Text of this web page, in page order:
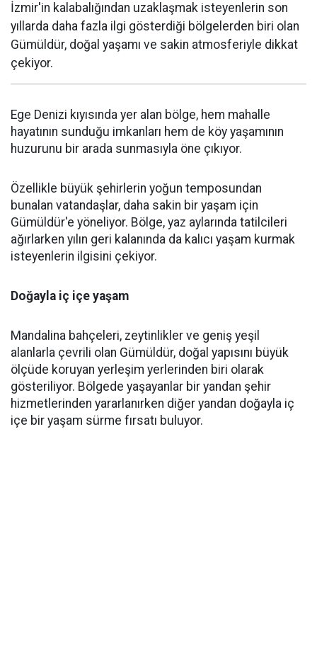
İzmir'in kalabalığından uzaklaşmak isteyenlerin son
yıllarda daha fazla ilgi gösterdiği bölgelerden biri olan
Gümüldür, doğal yaşamı ve sakin atmosferiyle dikkat
çekiyor.
Ege Denizi kıyısında yer alan bölge, hem mahalle
hayatının sunduğu imkanları hem de köy yaşamının
huzurunu bir arada sunmasıyla öne çıkıyor.
Özellikle büyük şehirlerin yoğun temposundan
bunalan vatandaşlar, daha sakin bir yaşam için
Gümüldür'e yöneliyor. Bölge, yaz aylarında tatilcileri
ağırlarken yılın geri kalanında da kalıcı yaşam kurmak
isteyenlerin ilgisini çekiyor.
Doğayla iç içe yaşam
Mandalina bahçeleri, zeytinlikler ve geniş yeşil
alanlarla çevrili olan Gümüldür, doğal yapısını büyük
ölçüde koruyan yerleşim yerlerinden biri olarak
gösteriliyor. Bölgede yaşayanlar bir yandan şehir
hizmetlerinden yararlanırken diğer yandan doğayla iç
içe bir yaşam sürme fırsatı buluyor.